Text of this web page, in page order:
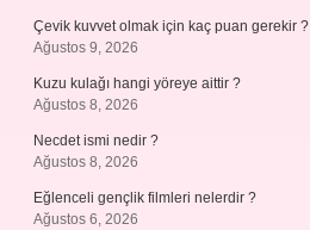
Çevik kuvvet olmak için kaç puan gerekir ?
Ağustos 9, 2026
Kuzu kulağı hangi yöreye aittir ?
Ağustos 8, 2026
Necdet ismi nedir ?
Ağustos 8, 2026
Eğlenceli gençlik filmleri nelerdir ?
Ağustos 6, 2026